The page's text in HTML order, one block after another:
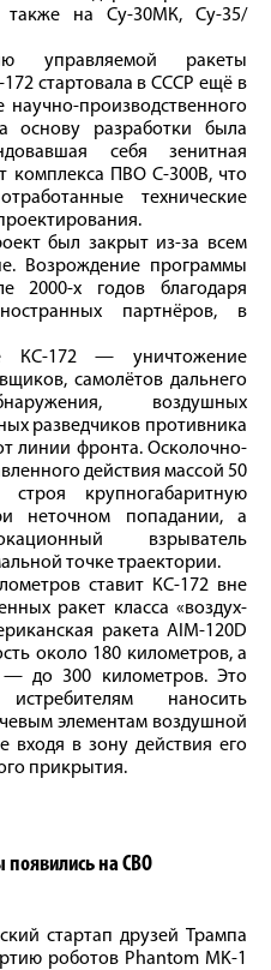
также на Су-30МК, Су-35/
управляемой ракеты
стартовала в СССР ещё в
научно-производственного
основу разработки была
себя зенитная
комплекса ПВО С-300В, что
технические
был закрыт из-за всем
Возрождение программы
2000-х годов благодаря
партнёров, в
КС-172 — уничтожение
самолётов дальнего
воздушных
разведчиков противника
линии фронта. Осколочно-
действия массой 50
крупногабаритную
неточном попадании, а
взрыватель
точке траектории.
ставит КС-172 вне
ракет класса «воздух-
ракета AIM-120D
около 180 километров, а
— до 300 километров. Это
наносить
элементам воздушной
входя в зону действия его
прикрытия.
на СВО
стартап друзей Трампа
роботов Phantom MK-1